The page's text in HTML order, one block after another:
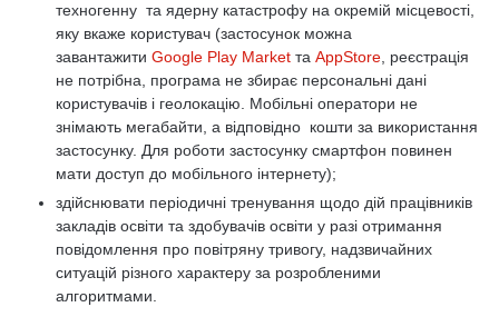
техногенну та ядерну катастрофу на окремій місцевості,
яку вкаже користувач (застосунок можна
завантажити Google Play Market та AppStore , реєстрація
не потрібна, програма не збирає персональні дані
користувачів і геолокацію. Мобільні оператори не
знімають мегабайти, а відповідно кошти за використання
застосунку. Для роботи застосунку смартфон повинен
мати доступ до мобільного інтернету);
здійснювати періодичні тренування щодо дій працівників
закладів освіти та здобувачів освіти у разі отримання
повідомлення про повітряну тривогу, надзвичайних
ситуацій різного характеру за розробленими
алгоритмами.